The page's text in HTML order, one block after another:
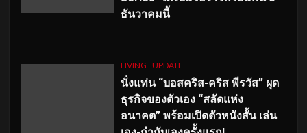
ธันวาคมนี้
LIVING UPDATE
นั่งแท่น “บอสคริส-คริส พีรวัส” ผุด
ธุรกิจของตัวเอง “สลัดแห่ง
อนาคต” พร้อมเปิดตัวหนังสั้น เล่น